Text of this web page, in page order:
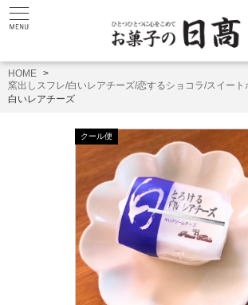
HOME
窯出しスフレ/白いレアチーズ/恋するショコラ/スイート
白いレアチーズ